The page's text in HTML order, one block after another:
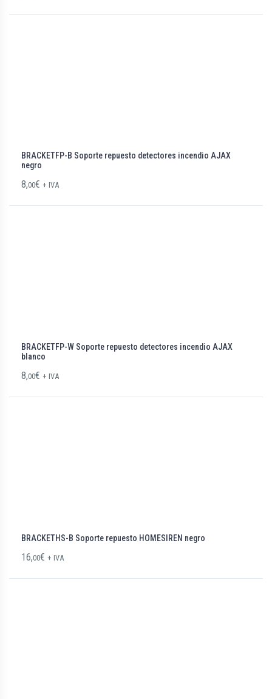
BRACKETFP-B Soporte repuesto detectores incendio AJAX
negro
8,00€ + IVA
BRACKETFP-W Soporte repuesto detectores incendio AJAX
blanco
8,00€ + IVA
BRACKETHS-B Soporte repuesto HOMESIREN negro
16,00€ + IVA